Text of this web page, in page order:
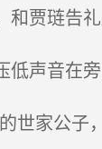
贾琏告礼
声音在旁
世家公子